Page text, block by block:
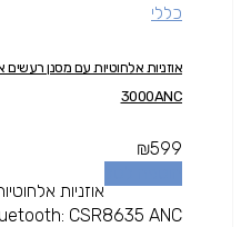
כללי
3000ANC
₪599